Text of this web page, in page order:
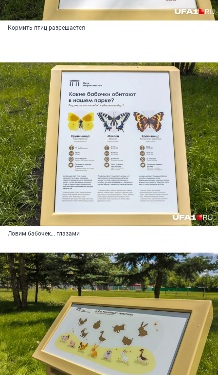
Кормить птиц разрешается
Ловим бабочек... глазами